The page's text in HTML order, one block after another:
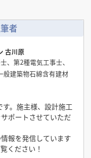
者
古川原
、第2種電気工事士、
般建築物石綿含有建材
。施主様、設計施工
ポートさせていただ
報を発信しています
ください！